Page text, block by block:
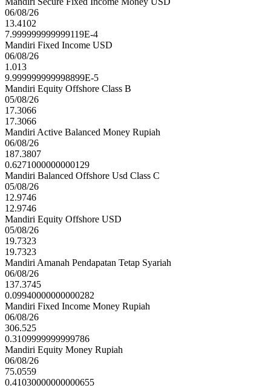
06/08/26
13.4102
7.999999999999119E-4
Mandiri Fixed Income USD
06/08/26
1.013
9.999999999998899E-5
Mandiri Equity Offshore Class B
05/08/26
17.3066
17.3066
Mandiri Active Balanced Money Rupiah
06/08/26
187.3807
0.6271000000000129
Mandiri Balanced Offshore Usd Class C
05/08/26
12.9746
12.9746
Mandiri Equity Offshore USD
05/08/26
19.7323
19.7323
Mandiri Amanah Pendapatan Tetap Syariah
06/08/26
137.3745
0.09940000000000282
Mandiri Fixed Income Money Rupiah
06/08/26
306.525
0.3109999999999786
Mandiri Equity Money Rupiah
06/08/26
75.0559
0.41030000000000655